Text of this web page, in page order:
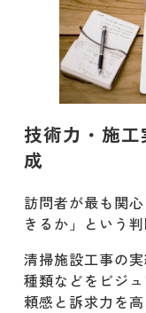
技術力・施
成
訪問者が最も関
きるか」という判
清掃施設工事の
種類などをビジ
頼感と訴求力を